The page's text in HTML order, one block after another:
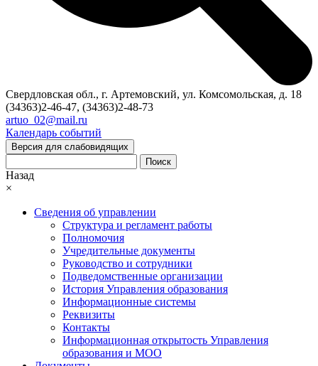
Свердловская обл., г. Артемовский, ул. Комсомольская, д. 18
(34363)2-46-47, (34363)2-48-73
artuo_02@mail.ru
Календарь событий
Версия для слабовидящих
Поиск
Назад
×
Сведения об управлении
Структура и регламент работы
Полномочия
Учредительные документы
Руководство и сотрудники
Подведомственные организации
История Управления образования
Информационные системы
Реквизиты
Контакты
Информационная открытость Управления
образования и МОО